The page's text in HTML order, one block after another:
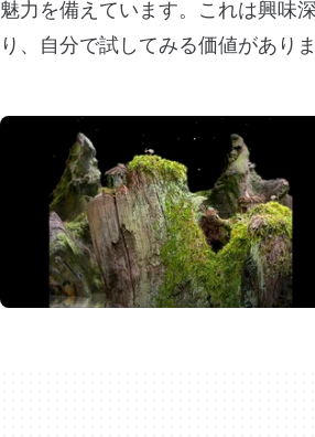
魅力を備えています。これは興味
り、自分で試してみる価値があり